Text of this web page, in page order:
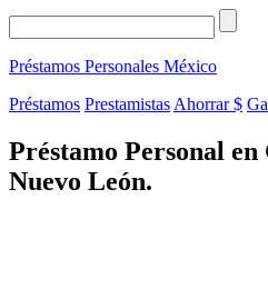
Préstamos Personales México
Préstamos Prestamistas Ahorrar $
Préstamo Personal
Nuevo León.